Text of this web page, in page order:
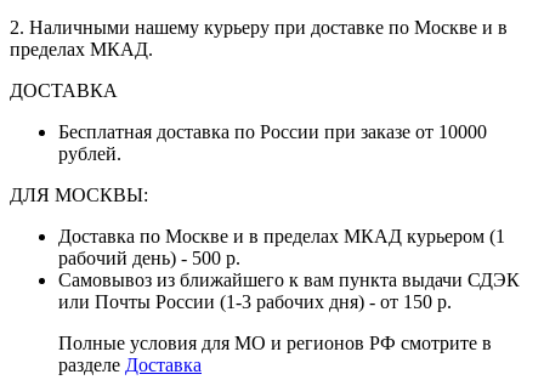
2. Наличными нашему курьеру при доставке по Москве и в
пределах МКАД.
ДОСТАВКА
Бесплатная доставка по России при заказе от 10000
рублей.
ДЛЯ МОСКВЫ:
Доставка по Москве и в пределах МКАД курьером (1
рабочий день) - 500 р.
Самовывоз из ближайшего к вам пункта выдачи СДЭК
или Почты России (1-3 рабочих дня) - от 150 р.
Полные условия для МО и регионов РФ смотрите в
разделе Доставка